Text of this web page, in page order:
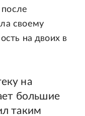
своему
на двоих в
на
большие
таким